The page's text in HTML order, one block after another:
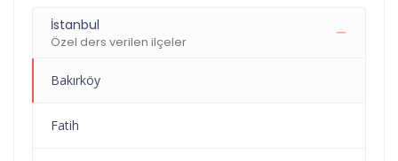
İstanbul
Özel ders verilen ilçeler
Bakırköy
Fatih